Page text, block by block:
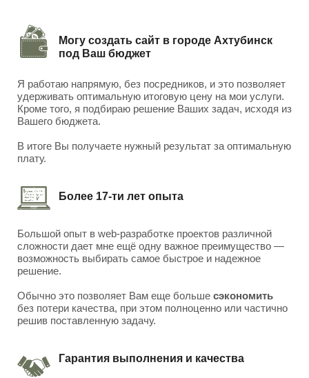
Могу создать сайт в городе Ахтубинск
под Ваш бюджет
Я работаю напрямую, без посредников, и это позволяет
удерживать оптимальную итоговую цену на мои услуги.
Кроме того, я подбираю решение Ваших задач, исходя из
Вашего бюджета.
В итоге Вы получаете нужный результат за оптимальную
плату.
Более 17-ти лет опыта
Большой опыт в web-разработке проектов различной
сложности дает мне ещё одну важное преимущество —
возможность выбирать самое быстрое и надежное
решение.
Обычно это позволяет Вам еще больше сэкономить
без потери качества, при этом полноценно или частично
решив поставленную задачу.
Гарантия выполнения и качества